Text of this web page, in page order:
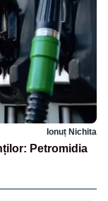
Ionuț Nichita
Petromidia